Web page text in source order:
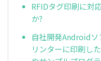
RFIDタグ印刷に対
か?
自社開発Android
リンターに印刷し